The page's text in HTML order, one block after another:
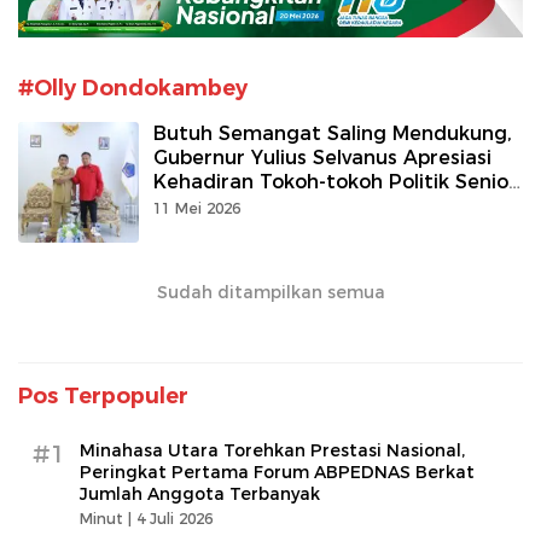
#Olly Dondokambey
Butuh Semangat Saling Mendukung,
Gubernur Yulius Selvanus Apresiasi
Kehadiran Tokoh-tokoh Politik Senior
DPD PDIP Sulut
11 Mei 2026
Sudah ditampilkan semua
Pos Terpopuler
#1
Minahasa Utara Torehkan Prestasi Nasional,
Peringkat Pertama Forum ABPEDNAS Berkat
Jumlah Anggota Terbanyak
Minut | 4 Juli 2026